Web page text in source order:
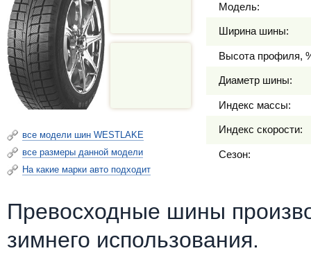
все модели шин WESTLAKE
все размеры данной модели
На какие марки авто подходит
Модель:
Ширина шины:
Высота профиля,
Диаметр шины:
Индекс массы:
Индекс скорости:
Сезон:
Превосходные шины
зимнего использования.